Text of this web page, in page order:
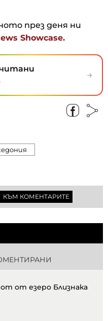
през деня ни
Showcase.
→
КЪМ КОМЕНТАРИТЕ
от езеро Близнака